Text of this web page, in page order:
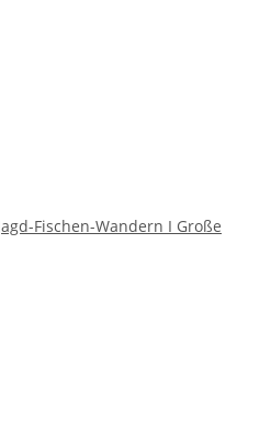
Fischen-Wandern I Große